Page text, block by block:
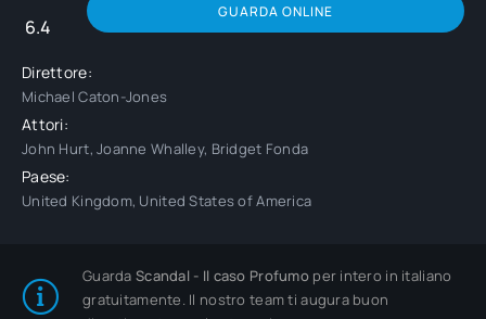
6.4
GUARDA ONLINE
Direttore:
Michael Caton-Jones
Attori:
John Hurt, Joanne Whalley, Bridget Fonda
Paese:
United Kingdom, United States of America
Guarda Scandal - Il caso Profumoper intero in italiano
gratuitamente. Il nostro team ti augura buon